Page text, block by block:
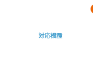
対応機種